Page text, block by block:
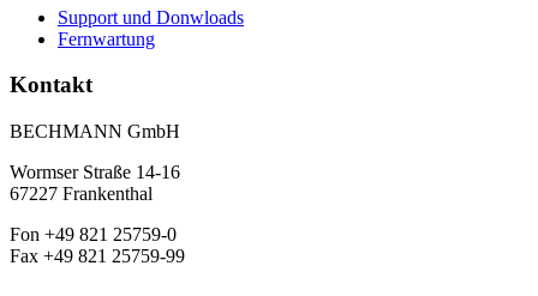
Support und Donwloads
Fernwartung
Kontakt
BECHMANN GmbH
Wormser Straße 14-16
67227 Frankenthal
Fon +49 821 25759-0
Fax +49 821 25759-99